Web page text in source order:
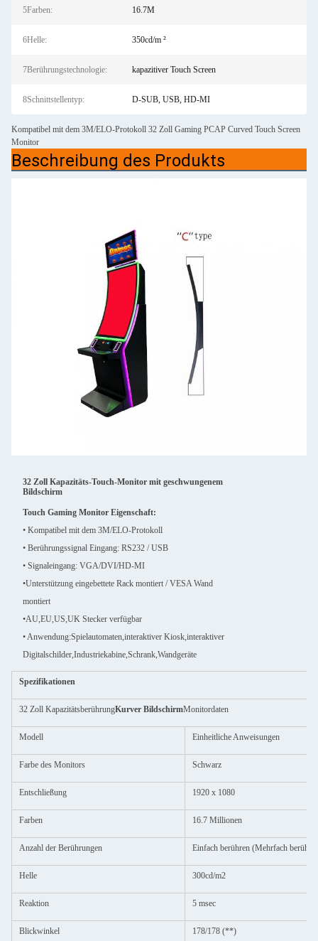
5Farben: 16.7M
6Helle: 350cd/m ²
7Berührungstechnologie: kapazitiver Touch Screen
8Schnittstellentyp: D-SUB, USB, HD-MI
Kompatibel mit dem 3M/ELO-Protokoll 32 Zoll Gaming PCAP Curved Touch Screen
Monitor
Beschreibung des Produkts
32 Zoll Kapazitäts-Touch-Monitor mit geschwungenem
Bildschirm
Touch Gaming Monitor Eigenschaft:
• Kompatibel mit dem 3M/ELO-Protokoll
• Berührungssignal Eingang: RS232 / USB
• Signaleingang: VGA/DVI/HD-MI
•Unterstützung eingebettete Rack montiert / VESA Wand
montiert
•AU,EU,US,UK Stecker verfügbar
• Anwendung:Spielautomaten,interaktiver Kiosk,interaktiver
Digitalschilder,Industriekabine,Schrank,Wandgeräte
Spezifikationen
32 Zoll KapazitätsberührungKurver BildschirmMonitordaten
Modell Einheitliche Anweisungen
Farbe des Monitors Schwarz
Entschließung 1920 x 1080
Farben 16.7 Millionen
Anzahl der Berührungen Einfach berühren (Mehrfach
Helle 300cd/m2
Reaktion 5 msec
Blickwinkel 178/178 (**)